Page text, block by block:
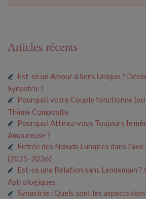
Articles récents
Est-ce un Amour à Sens Unique ?
Synastrie !
Pourquoi votre Couple fonctionne
Thème Composite
Pourquoi Attirez-vous Toujours le
Amoureuse ?
Entrée des Nœuds Lunaires dans
(2025-2026)
Est-ce une Relation sans Lendemain ?
Astrologiques
Synastrie : Quels sont les aspects